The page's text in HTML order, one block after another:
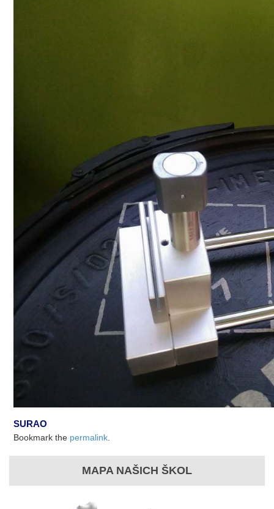
SURAO
Bookmark the permalink
MAPA NAŠICH ŠKOL